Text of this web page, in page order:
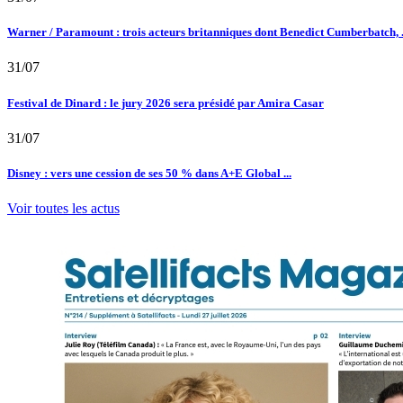
Warner / Paramount : trois acteurs britanniques dont Benedict Cumberbatch,
31/07
Festival de Dinard : le jury 2026 sera présidé par Amira Casar
31/07
Disney : vers une cession de ses 50 % dans A+E Global ...
Voir toutes les actus